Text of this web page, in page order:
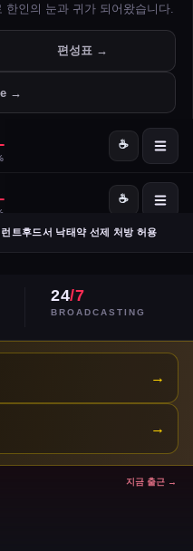
한인의 눈과 귀가 되어왔습니다.
편성표 →
→
— 1·6 폭동 피고인들 감옥에서 배상금으
도시 시장, 유럽과 민주주의 수호 협약
미스 보고서 개인 이메일로 유출 혐의
공식 확인… 시장 기대감 고조
수천 명을 AI 사업부로 재배치
트후드서 낙태약 선제 처방 허용
양 구역' 선언… 긴장 고조
검토 보고서 '불완전·검증 불가' 판정
주택 구매자 모두 부담 가중
의 후에도 공격 지속
24/7
BROADCASTING
→
→
지금 출근 →